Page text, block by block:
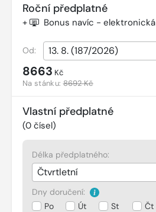
Roční předplatné
+ Bonus navíc -
Od:
8663 Kč
Na stánku:8692 Kč
Vlastní předplatné
(0 čísel)
Délka předplatného:
Dny doručení:
Po
Út St Čt